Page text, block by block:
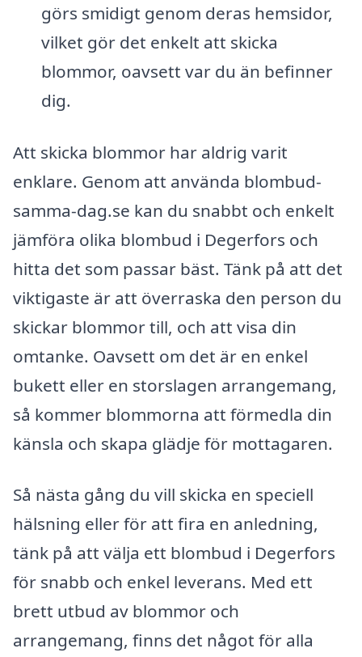
görs smidigt genom deras hemsidor,
vilket gör det enkelt att skicka
blommor, oavsett var du än befinner
dig.
Att skicka blommor har aldrig varit
enklare. Genom att använda blombud-
samma-dag.se kan du snabbt och enkelt
jämföra olika blombud i Degerfors och
hitta det som passar bäst. Tänk på att det
viktigaste är att överraska den person du
skickar blommor till, och att visa din
omtanke. Oavsett om det är en enkel
bukett eller en storslagen arrangemang,
så kommer blommorna att förmedla din
känsla och skapa glädje för mottagaren.
Så nästa gång du vill skicka en speciell
hälsning eller för att fira en anledning,
tänk på att välja ett blombud i Degerfors
för snabb och enkel leverans. Med ett
brett utbud av blommor och
arrangemang, finns det något för alla